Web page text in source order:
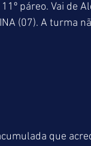
páreo. Vai de
(07). A turma
que